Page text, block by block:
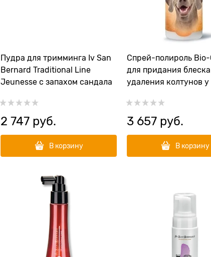
Пудра для тримминга Iv San
Bernard Traditional Line
Jeunesse с запахом сандала
2 747 руб.
В корзину
Спрей-полироль Bio-
для придания
удаления колтунов
3 657 руб.
В корзину